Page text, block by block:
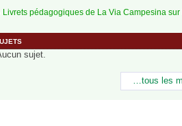
Livrets pédagogiques de La Via Campesina sur
sujet.
…tous les